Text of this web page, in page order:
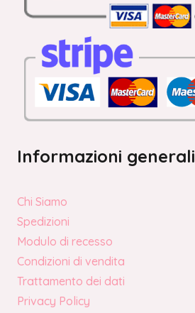
Informazioni generali
Chi Siamo
Spedizioni
Modulo di recesso
Condizioni di vendita
Trattamento dei dati
Privacy Policy